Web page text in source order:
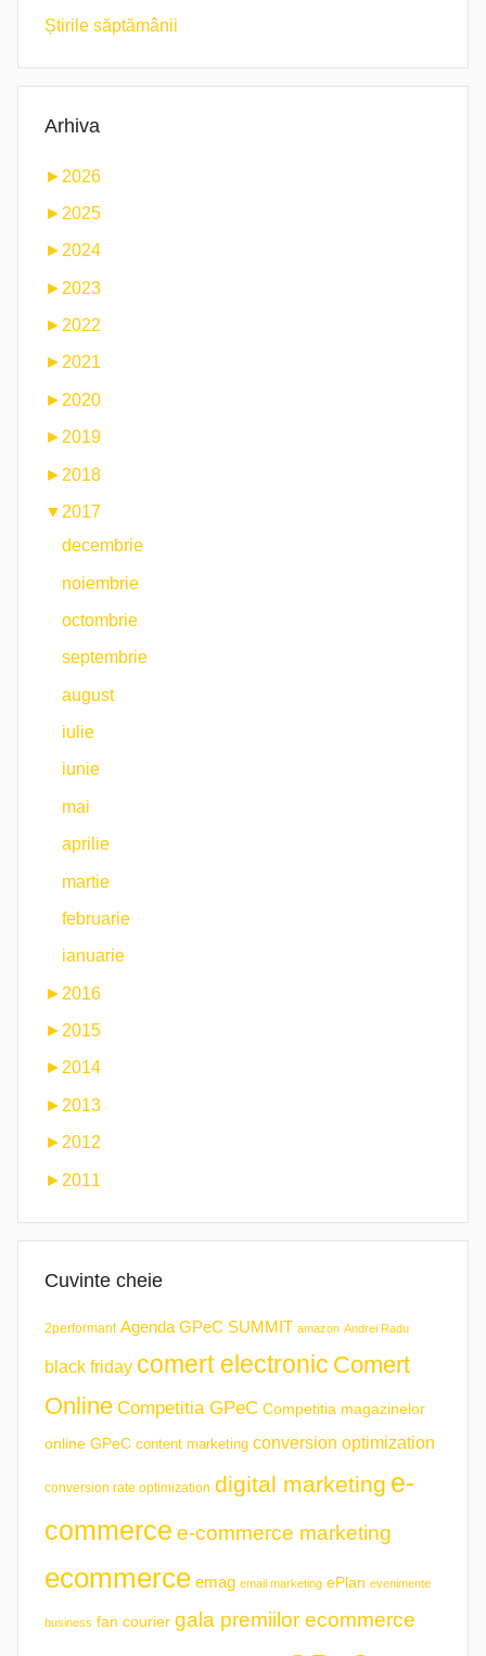
Știrile săptămânii
Arhiva
► 2026
► 2025
► 2024
► 2023
► 2022
►2021
► 2020
► 2019
► 2018
▼ 2017
decembrie
noiembrie
octombrie
septembrie
august
iulie
iunie
mai
aprilie
martie
februarie
ianuarie
► 2016
► 2015
►2014
► 2013
► 2012
► 2011
Cuvinte cheie
2performant Agenda GPeC SUMMIT amazon Andrei Radu
black friday comert electronic Comert
Online Competitia GPeC Competitia magazinelor
online GPeC content marketing conversion optimization
conversion rate optimization digital marketing e-
commerce e-commerce marketing
ecommerce emag email marketing ePlan evenimente
business fan courier gala premiilor ecommerce